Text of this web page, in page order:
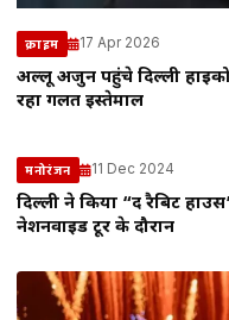
क्राइम 17 Apr 2026
अल्लू अर्जुन पहुंचे दिल्ली
रहा गलत इस्तेमाल
मनोरंजन 11 Dec 2024
दिल्ली ने किया “द रैबिट
नेशनवाइड टूर के दौरान